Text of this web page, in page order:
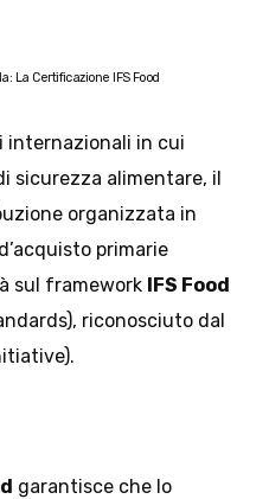
La Certificazione IFS Food
internazionali in cui
sicurezza alimentare, il
organizzata in
primarie
sul framework IFS Food
riconosciuto dal
garantisce che lo